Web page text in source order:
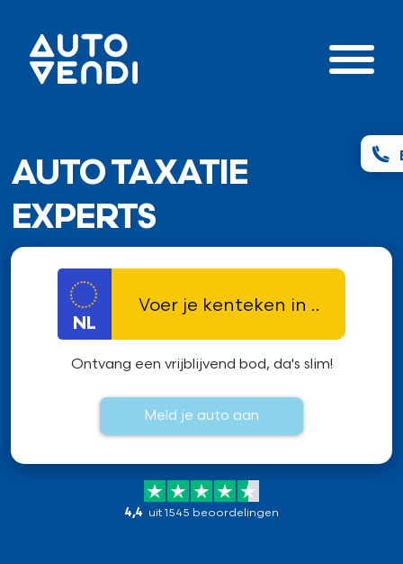
AUTO TAXATIE
EXPERTS
NL
Ontvang een vrijblijvend bod, da's slim!
Meld je auto aan
4,4 uit 1545 beoordelingen